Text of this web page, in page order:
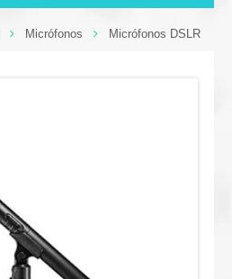
Micrófonos Micrófonos DSLR